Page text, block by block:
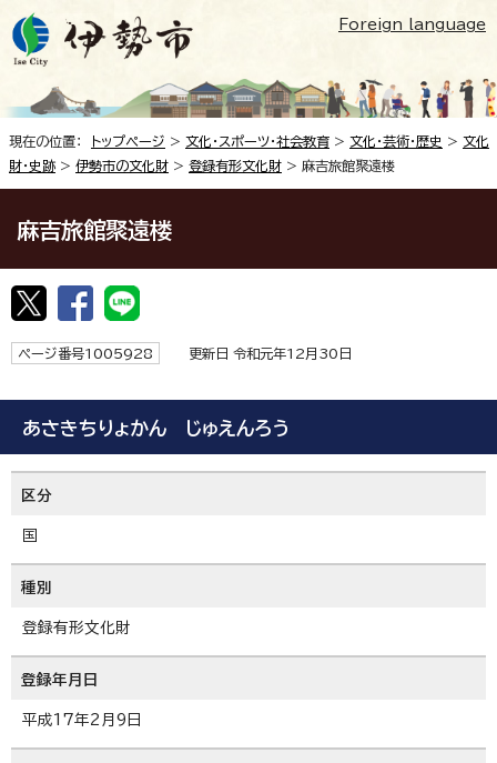
Foreign language
現在の位置： トップページ > 文化・スポーツ・社会教育 > 文化・芸術・歴史 > 文化
財・史跡 > 伊勢市の文化財 > 登録有形文化財 > 麻吉旅館聚遠楼
麻吉旅館聚遠楼
ページ番号1005928 更新日 令和元年12月30日
あさきちりょかん じゅえんろう
区分
国
種別
登録有形文化財
登録年月日
平成17年2月9日